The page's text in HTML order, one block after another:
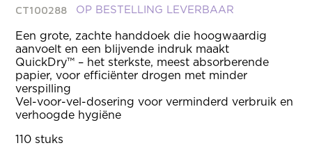
CT100288 OP BESTELLING LEVERBAAR
Een grote, zachte handdoek die hoogwaardig
aanvoelt en een blijvende indruk maakt
QuickDry™ – het sterkste, meest absorberende
papier, voor efficiënter drogen met minder
verspilling
Vel-voor-vel-dosering voor verminderd verbruik en
verhoogde hygiëne
110 stuks